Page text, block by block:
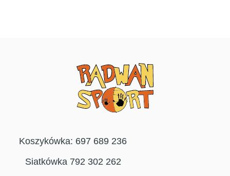
Koszykówka: 697 689 236
Siatkówka 792 302 262